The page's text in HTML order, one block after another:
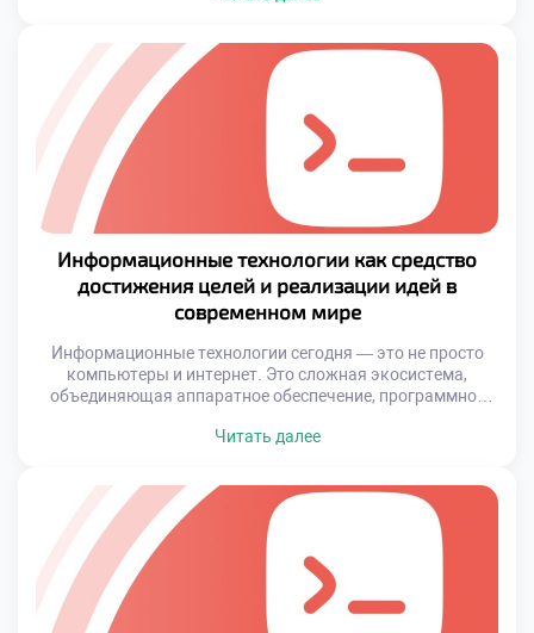
будущего. Именно благодаря качественному ИТ-
образованию появляются решения, которые меняют
жизнь к лучшему. Образование в сфере информационных
технологий становится основой для формирования
цифровой грамотности всего общества. […]
Информационные технологии как средство
достижения целей и реализации идей в
современном мире
Информационные технологии сегодня — это не просто
компьютеры и интернет. Это сложная экосистема,
объединяющая аппаратное обеспечение, программное
пользовательские интерфейсы. Все эти элементы
управляемой и адаптируемой под запросы человека.
Бизнес, образование, медицина, искусство — ни одна
область не осталась вне влияния цифровых
трансформаций. В условиях […]
Читать далее